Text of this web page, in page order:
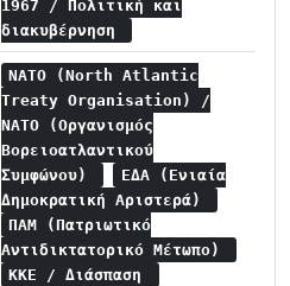
1967 / Πολιτική και
διακυβέρνηση
NATO (North Atlantic
Treaty Organisation) /
NATO (Οργανισμός
Βορειοατλαντικού
Συμφώνου)
ΕΔΑ (Ενιαία
Δημοκρατική Αριστερά)
ΠΑΜ (Πατριωτικό
Αντιδικτατορικό Μέτωπο)
ΚΚΕ / Διάσπαση